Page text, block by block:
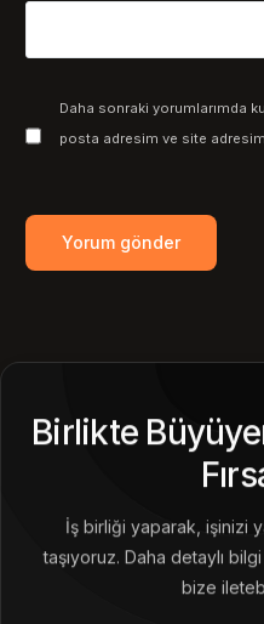
Daha sonraki yorumlarımda
posta adresim ve site
Birlikte
İş birliği yaparak, işinizi
taşıyoruz. Daha detaylı
bize